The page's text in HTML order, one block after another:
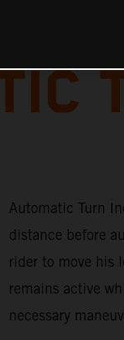
Automatic Turn
distance before
rider to move his
remains active
necessary